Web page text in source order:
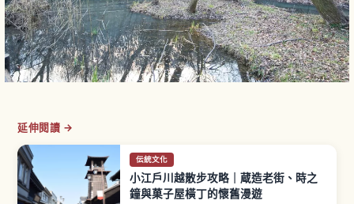
延伸閱讀 →
伝統文化
小江戶川越散步攻略｜蔵造老街、時之
鐘與菓子屋橫丁的懷舊漫遊